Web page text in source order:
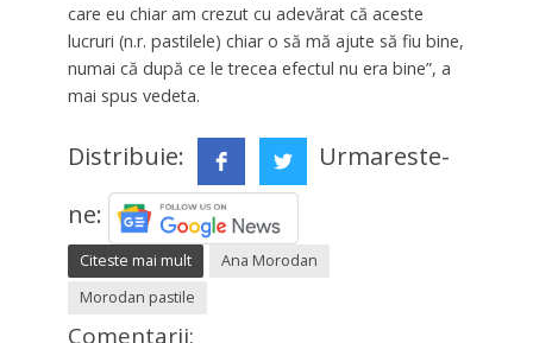
care eu chiar am crezut cu adevărat că aceste
lucruri (n.r. pastilele) chiar o să mă ajute să fiu bine,
numai că după ce le trecea efectul nu era bine”, a
mai spus vedeta.
Distribuie:
Urmareste-
ne:
Citeste mai mult
Ana Morodan
Morodan pastile
Comentarii: